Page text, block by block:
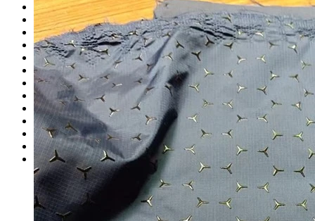
Indonesia
English
magyar
Eesti
dansk
Polski
Deutsch
Malti
România limbi
Nederlands
Cymraeg
עברית
Български